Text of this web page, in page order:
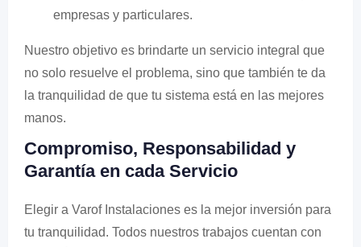
empresas y particulares.
Nuestro objetivo es brindarte un servicio integral que
no solo resuelve el problema, sino que también te da
la tranquilidad de que tu sistema está en las mejores
manos.
Compromiso, Responsabilidad y
Garantía en cada Servicio
Elegir a Varof Instalaciones es la mejor inversión para
tu tranquilidad. Todos nuestros trabajos cuentan con